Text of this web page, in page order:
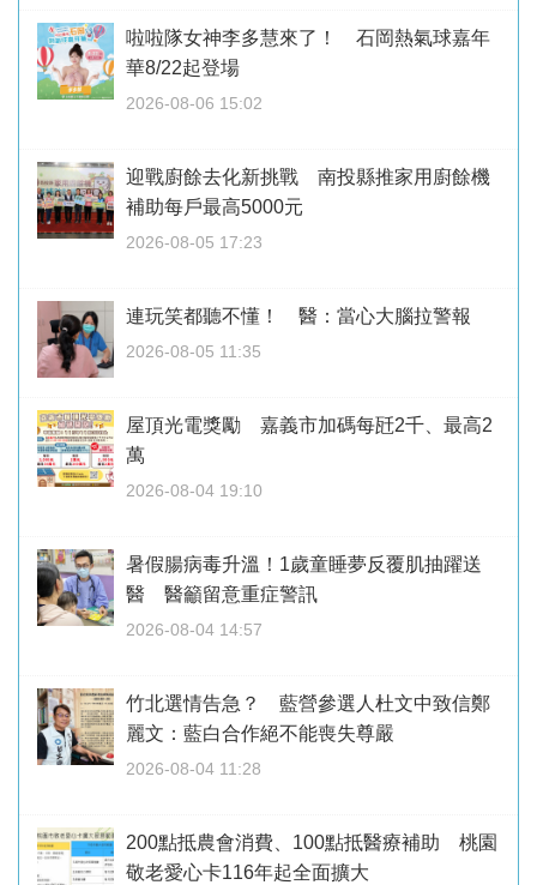
啦啦隊女神李多慧來了！ 石岡熱氣球嘉年
華8/22起登場
2026-08-06 15:02
迎戰廚餘去化新挑戰 南投縣推家用廚餘機
補助每戶最高5000元
2026-08-05 17:23
連玩笑都聽不懂！ 醫：當心大腦拉警報
2026-08-05 11:35
屋頂光電獎勵 嘉義市加碼每瓩2千、最高2
萬
2026-08-04 19:10
暑假腸病毒升溫！1歲童睡夢反覆肌抽躍送
醫 醫籲留意重症警訊
2026-08-04 14:57
竹北選情告急？ 藍營參選人杜文中致信鄭
麗文：藍白合作絕不能喪失尊嚴
2026-08-04 11:28
200點抵農會消費、100點抵醫療補助 桃園
敬老愛心卡116年起全面擴大